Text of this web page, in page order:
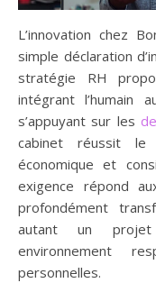
L’innovation chez
simple déclaration
stratégie RH
intégrant l’humain
s’appuyant sur les
cabinet réussit le
économique et
exigence répond
profondément
autant un projet
environnement
personnelles.